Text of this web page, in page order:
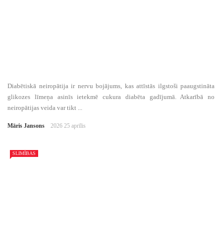
Diabētiskā neiropātija ir nervu bojājums, kas attīstās ilgstoši paaugstināta
glikozes līmeņa asinīs ietekmē cukura diabēta gadījumā. Atkarībā no
neiropātijas veida var tikt ...
Māris Jansons 2026 25 aprīlis
SLIMĪBAS